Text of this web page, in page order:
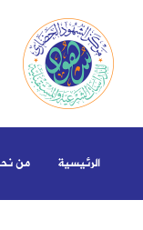
الرئيسية من